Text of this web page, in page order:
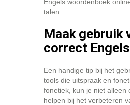
talen.
Maak gebruik
correct
Een handige tip bij het
tools die uitspraak en
fonetiek, kun je niet alleen
helpen bij het verbeteren